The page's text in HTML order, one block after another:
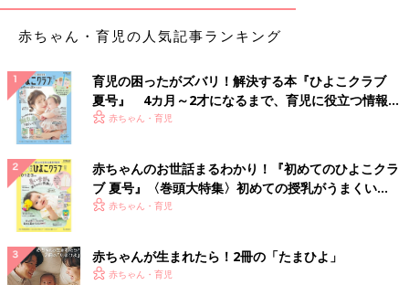
赤ちゃん・育児の人気記事ランキング
育児の困ったがズバリ！解決する本『ひよこクラブ
夏号』 4カ月～2才になるまで、育児に役立つ情報が
いっぱい！
赤ちゃん・育児
赤ちゃんのお世話まるわかり！『初めてのひよこクラ
ブ 夏号』〈巻頭大特集〉初めての授乳がうまくい
く！ おっぱい・ミルクの基本と夏のトラブル 解決テ
赤ちゃん・育児
赤ちゃんが生まれたら！2冊の「たまひよ」
赤ちゃん・育児